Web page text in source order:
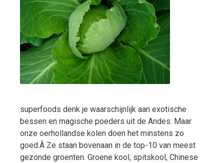
superfoods denk je waarschijnlijk aan exotische
bessen en magische poeders uit de Andes. Maar
onze oerhollandse kolen doen het minstens zo
goed.Â Ze staan bovenaan in de top-10 van meest
gezonde groenten. Groene kool, spitskool, Chinese